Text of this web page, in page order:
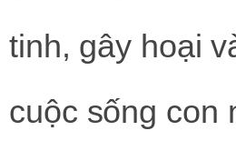
tinh, gây hoại
cuộc sống con